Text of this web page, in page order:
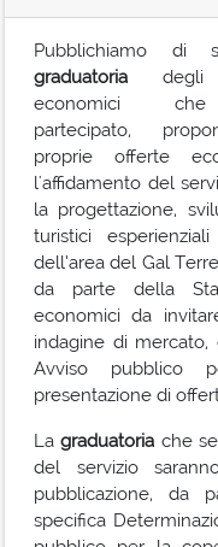
Pubblichiamo di
graduatoria degli
economici
partecipato,
proprie offerte
l'affidamento del
la progettazione,
turistici
dell’area del Gal
da parte della
economici da
indagine di
Avviso pubblico
presentazione di
Lagraduatoria che
del servizio
pubblicazione, da
specifica